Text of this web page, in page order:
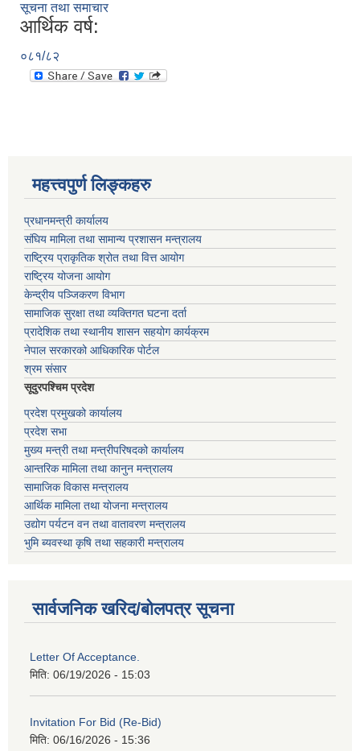
सूचना तथा समाचार
आर्थिक वर्ष:
०८१/८२
महत्त्वपुर्ण लिङ्कहरु
प्रधानमन्त्री कार्यालय
संघिय मामिला तथा सामान्य प्रशासन मन्त्रालय
राष्ट्रिय प्राकृतिक श्रोत तथा वित्त आयोग
राष्ट्रिय योजना आयोग
केन्द्रीय पञ्जिकरण विभाग
सामाजिक सुरक्षा तथा व्यक्तिगत घटना दर्ता
प्रादेशिक तथा स्थानीय शासन सहयोग कार्यक्रम
नेपाल सरकारको आधिकारिक पोर्टल
श्रम संसार
सूदुरपश्चिम प्रदेश
प्रदेश प्रमुखको कार्यालय
प्रदेश सभा
मुख्य मन्त्री तथा मन्त्रीपरिषदको कार्यालय
आन्तरिक मामिला तथा कानुन मन्त्रालय
सामाजिक विकास मन्त्रालय
आर्थिक मामिला तथा योजना मन्त्रालय
उद्योग पर्यटन वन तथा वातावरण मन्त्रालय
भुमि ब्यवस्था कृषि तथा सहकारी मन्त्रालय
सार्वजनिक खरिद/बोलपत्र सूचना
Letter Of Acceptance.
मिति: 06/19/2026 - 15:03
Invitation For Bid (Re-Bid)
मिति: 06/16/2026 - 15:36